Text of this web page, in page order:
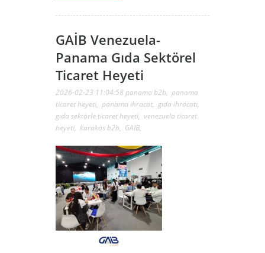
GAİB Venezuela-
Panama Gıda Sektörel
Ticaret Heyeti
2026-02-23 11:04:58 panama b2b, panama
ticaret heyeti, panama ihracat, gıda ihracatı,
gıda sektörle ticaret heyeti, venezuela ticaret
heyeti, karakas b2b, GAİB,